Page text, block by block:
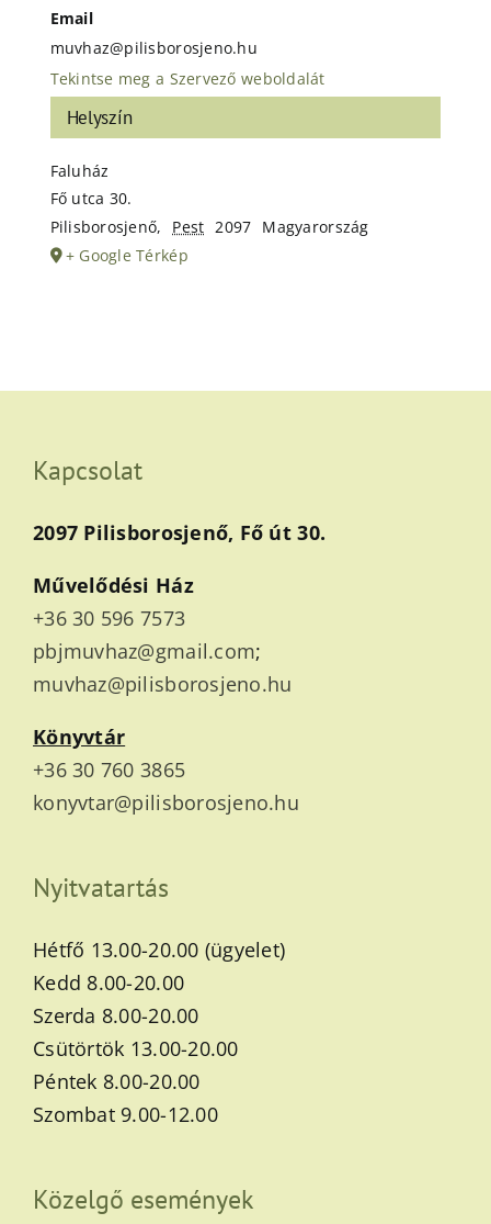
Helyszín
Faluház
Fő utca 30.
Pilisborosjenő, Pest 2097 Magyarország
+ Google Térkép
Email
muvhaz@pilisborosjeno.hu
Tekintse meg a Szervező weboldalát
Kapcsolat
2097 Pilisborosjenő, Fő út 30.
Művelődési Ház
+36 30 596 7573
pbjmuvhaz@gmail.com;
muvhaz@pilisborosjeno.hu
Könyvtár
+36 30 760 3865
konyvtar@pilisborosjeno.hu
Nyitvatartás
Hétfő 13.00-20.00 (ügyelet)
Kedd 8.00-20.00
Szerda 8.00-20.00
Csütörtök 13.00-20.00
Péntek 8.00-20.00
Szombat 9.00-12.00
Közelgő események